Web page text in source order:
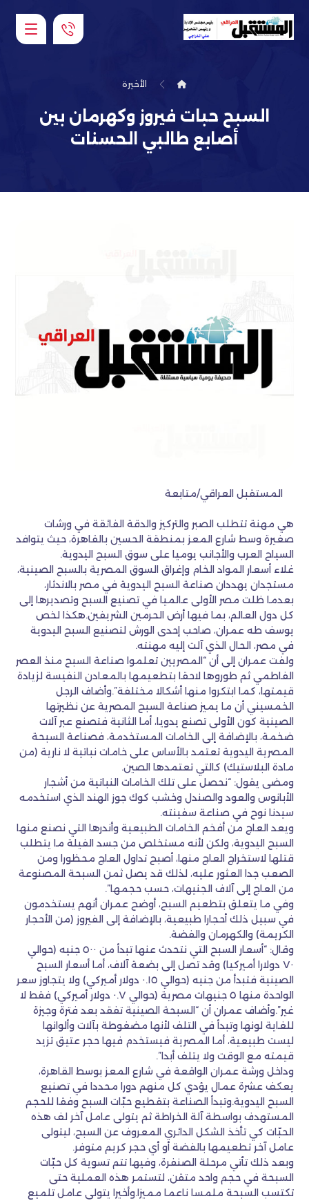
الأخيرة
السبح حبات فيروز وكهرمان بين
أصابع طالبي الحسنات
المستقبل العراقي/متابعة
هي مهنة تتطلب الصبر والتركيز والدقة الفائقة في ورشات
صغيرة وسط شارع المعز بمنطقة الحسين بالقاهرة، حيث يتوافد
السياح العرب والأجانب يوميا على سوق السبح اليدوية.
غلاء أسعار المواد الخام وإغراق السوق المصرية بالسبح الصينية،
مستجدان يهددان صناعة السبح اليدوية في مصر بالاندثار،
بعدما ظلت مصر الأولى عالميا في تصنيع السبح وتصديرها إلى
كل دول العالم، بما فيها أرض الحرمين الشريفين.هكذا لخص
يوسف طه عمران، صاحب إحدى الورش لتصنيع السبح اليدوية
في مصر، الحال الذي آلت إليه مهنته.
ولفت عمران إلى أن “المصريين تعلموا صناعة السبح منذ العصر
الفاطمي ثم طوروها لاحقا بتطعيمها بالمعادن النفيسة لزيادة
قيمتها، كما ابتكروا منها أشكالا مختلفة”.وأضاف الرجل
الخمسيني أن ما يميز صناعة السبح المصرية عن نظيرتها
الصينية كون الأولى تصنع يدويا، أما الثانية فتصنع عبر آلات
ضخمة، بالإضافة إلى الخامات المستخدمة، فصناعة السبحة
المصرية اليدوية تعتمد بالأساس على خامات نباتية لا نارية (من
مادة البلاستيك) كالتي تعتمدها الصين.
ومضى يقول: “نحصل على تلك الخامات النباتية من أشجار
الأبانوس والعود والصندل وخشب كوك جوز الهند الذي استخدمه
سيدنا نوح في صناعة سفينته.
ويعد العاج من أفخم الخامات الطبيعية وأندرها التي نصنع منها
السبح اليدوية، ولكن لأنه مستخلص من جسد الفيلة ما يتطلب
قتلها لاستخراج العاج منها، أصبح تداول العاج محظورا ومن
الصعب جدا العثور عليه، لذلك قد يصل ثمن السبحة المصنوعة
من العاج إلى آلاف الجنيهات، حسب حجمها”.
وفي ما يتعلق بتطعيم السبح، أوضح عمران أنهم يستخدمون
في سبيل ذلك أحجارا طبيعية، بالإضافة إلى الفيروز (من الأحجار
الكريمة) والكهرمان والفضة.
وقال: “أسعار السبح التي نتحدث عنها تبدأ من ٥٠٠ جنيه (حوالي
٧٠ دولارا أميركيا) وقد تصل إلى بضعة آلاف، أما أسعار السبح
الصينية فتبدأ من جنيه (حوالي ٠.١٥ دولار أميركي) ولا يتجاوز سعر
الواحدة منها ٥ جنيهات مصرية (حوالي ٠.٧ دولار أميركي) فقط لا
غير”.وأضاف عمران أن “السبحة الصينية تفقد بعد فترة وجيزة
للغاية لونها وتبدأ في التلف لأنها مضغوطة بآلات وألوانها
ليست طبيعية، أما المصرية فيستخدم فيها حجر عتيق تزيد
قيمته مع الوقت ولا يتلف أبدا”.
وداخل ورشة عمران الواقعة في شارع المعز بوسط القاهرة،
يعكف عشرة عمال يؤدي كل منهم دورا محددا في تصنيع
السبح اليدوية.وتبدأ الصناعة بتقطيع حبّات السبح وفقا للحجم
المستهدف بواسطة آلة الخراطة ثم يتولى عامل آخر لف هذه
الحبّات كي تأخذ الشكل الدائري المعروف عن السبح، ليتولى
عامل آخر تطعيمها بالفضة أو أي حجر كريم متوفر.
وبعد ذلك تأتي مرحلة الصنفرة، وفيها تتم تسوية كل حبّات
السبحة في حجم واحد متقن، لتستمر هذه العملية حتى
تكتسب السبحة ملمسا ناعما مميزا.وأخيرا يتولى عامل تلميع